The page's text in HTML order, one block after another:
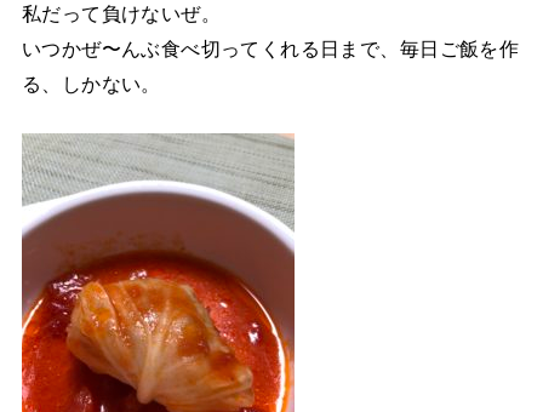
私だって負けないぜ。
いつかぜ〜んぶ食べ切ってくれる日まで、毎日ご飯を作
る、しかない。